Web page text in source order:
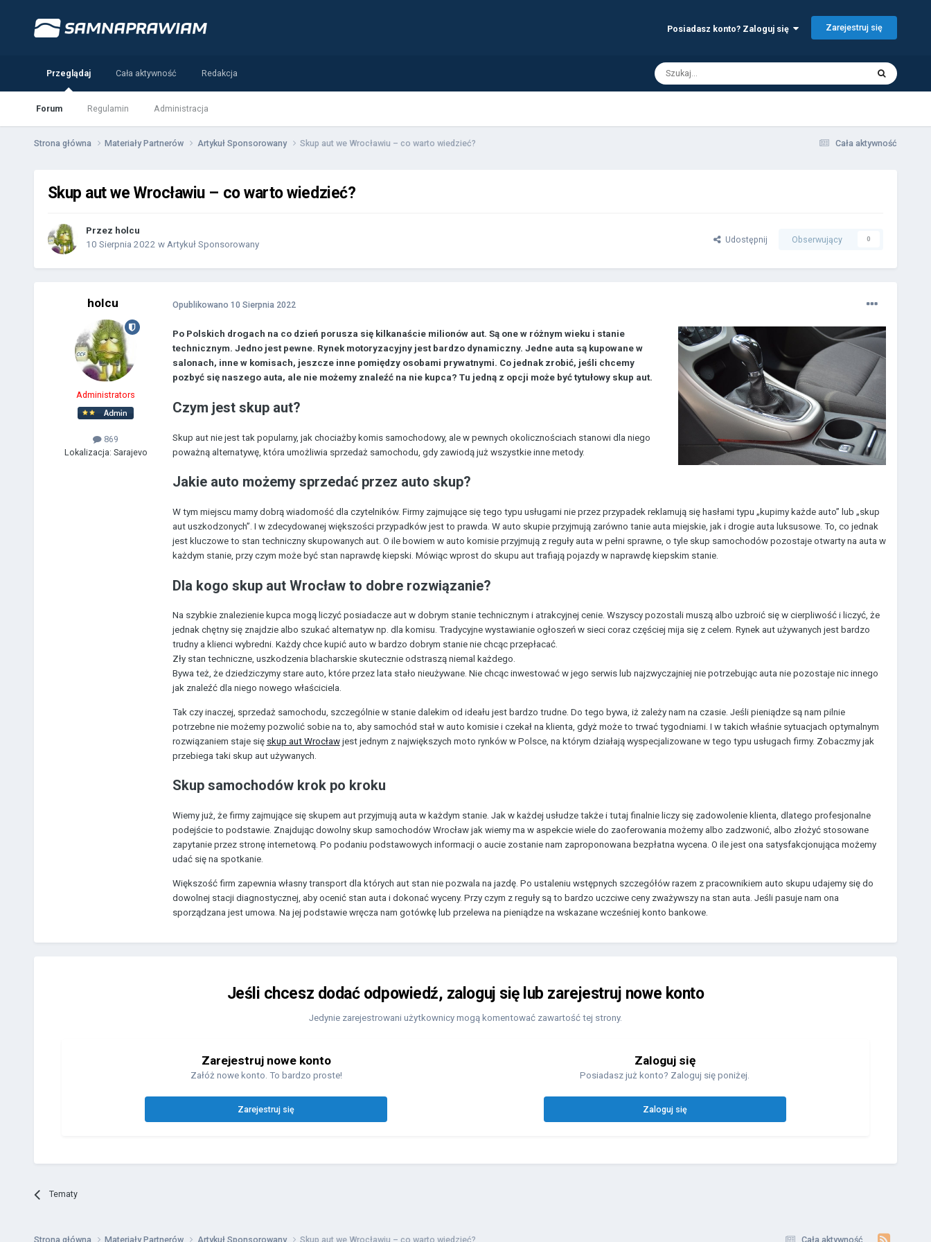
Posiadasz konto? Zaloguj się Zarejestruj się
Przeglądaj
Forum Regulamin Administracja
Cała aktywność Redakcja
Cała aktywność
Strona główna Materiały Partnerów Artykuł Sponsorowany Skup aut we Wrocławiu – co warto wiedzieć?
Skup aut we Wrocławiu – co warto wiedzieć?
Przez holcu
10 Sierpnia 2022 w Artykuł Sponsorowany Udostępnij Obserwujący 0
holcu
Administrators
869
Lokalizacja: Sarajevo
Opublikowano 10 Sierpnia 2022
Po Polskich drogach na co dzień porusza się kilkanaście milionów aut. Są one w różnym wieku i stanie
technicznym. Jedno jest pewne. Rynek motoryzacyjny jest bardzo dynamiczny. Jedne auta są kupowane w
salonach, inne w komisach, jeszcze inne pomiędzy osobami prywatnymi. Co jednak zrobić, jeśli chcemy
pozbyć się naszego auta, ale nie możemy znaleźć na nie kupca? Tu jedną z opcji może być tytułowy skup aut.
Czym jest skup aut?
Skup aut nie jest tak popularny, jak chociażby komis samochodowy, ale w pewnych okolicznościach stanowi dla niego
poważną alternatywę, która umożliwia sprzedaż samochodu, gdy zawiodą już wszystkie inne metody.
Jakie auto możemy sprzedać przez auto skup?
W tym miejscu mamy dobrą wiadomość dla czytelników. Firmy zajmujące się tego typu usługami nie przez przypadek reklamują się hasłami typu „kupimy każde auto” lub „skup
aut uszkodzonych”. I w zdecydowanej większości przypadków jest to prawda. W auto skupie przyjmują zarówno tanie auta miejskie, jak i drogie auta luksusowe. To, co jednak
jest kluczowe to stan techniczny skupowanych aut. O ile bowiem w auto komisie przyjmują z reguły auta w pełni sprawne, o tyle skup samochodów pozostaje otwarty na auta w
każdym stanie, przy czym może być stan naprawdę kiepski. Mówiąc wprost do skupu aut trafiają pojazdy w naprawdę kiepskim stanie.
Dla kogo skup aut Wrocław to dobre rozwiązanie?
Na szybkie znalezienie kupca mogą liczyć posiadacze aut w dobrym stanie technicznym i atrakcyjnej cenie. Wszyscy pozostali muszą albo uzbroić się w cierpliwość i liczyć, że
jednak chętny się znajdzie albo szukać alternatyw np. dla komisu. Tradycyjne wystawianie ogłoszeń w sieci coraz częściej mija się z celem. Rynek aut używanych jest bardzo
trudny a klienci wybredni. Każdy chce kupić auto w bardzo dobrym stanie nie chcąc przepłacać.
Zły stan techniczne, uszkodzenia blacharskie skutecznie odstraszą niemal każdego.
Bywa też, że dziedziczymy stare auto, które przez lata stało nieużywane. Nie chcąc inwestować w jego serwis lub najzwyczajniej nie potrzebując auta nie pozostaje nic innego
jak znaleźć dla niego nowego właściciela.
Tak czy inaczej, sprzedaż samochodu, szczególnie w stanie dalekim od ideału jest bardzo trudne. Do tego bywa, iż zależy nam na czasie. Jeśli pieniądze są nam pilnie
potrzebne nie możemy pozwolić sobie na to, aby samochód stał w auto komisie i czekał na klienta, gdyż może to trwać tygodniami. I w takich właśnie sytuacjach optymalnym
rozwiązaniem staje się skup aut Wrocławjest jednym z największych moto rynków w Polsce, na którym działają wyspecjalizowane w tego typu usługach firmy. Zobaczmy jak
przebiega taki skup aut używanych.
Skup samochodów krok po kroku
Wiemy już, że firmy zajmujące się skupem aut przyjmują auta w każdym stanie. Jak w każdej usłudze także i tutaj finalnie liczy się zadowolenie klienta, dlatego profesjonalne
podejście to podstawie. Znajdując dowolny skup samochodów Wrocław jak wiemy ma w aspekcie wiele do zaoferowania możemy albo zadzwonić, albo złożyć stosowane
zapytanie przez stronę internetową. Po podaniu podstawowych informacji o aucie zostanie nam zaproponowana bezpłatna wycena. O ile jest ona satysfakcjonująca możemy
udać się na spotkanie.
Większość firm zapewnia własny transport dla których aut stan nie pozwala na jazdę. Po ustaleniu wstępnych szczegółów razem z pracownikiem auto skupu udajemy się do
dowolnej stacji diagnostycznej, aby ocenić stan auta i dokonać wyceny. Przy czym z reguły są to bardzo uczciwe ceny zważywszy na stan auta. Jeśli pasuje nam ona
sporządzana jest umowa. Na jej podstawie wręcza nam gotówkę lub przelewa na pieniądze na wskazane wcześniej konto bankowe.
Jeśli chcesz dodać odpowiedź, zaloguj się lub zarejestruj nowe konto
Jedynie zarejestrowani użytkownicy mogą komentować zawartość tej strony.
Zarejestruj nowe konto
Załóż nowe konto. To bardzo proste!
Zarejestruj się
Zaloguj się
Posiadasz już konto? Zaloguj się poniżej.
Zaloguj się
Tematy
Cała aktywność
Strona główna Materiały Partnerów Artykuł Sponsorowany Skup aut we Wrocławiu – co warto wiedzieć?